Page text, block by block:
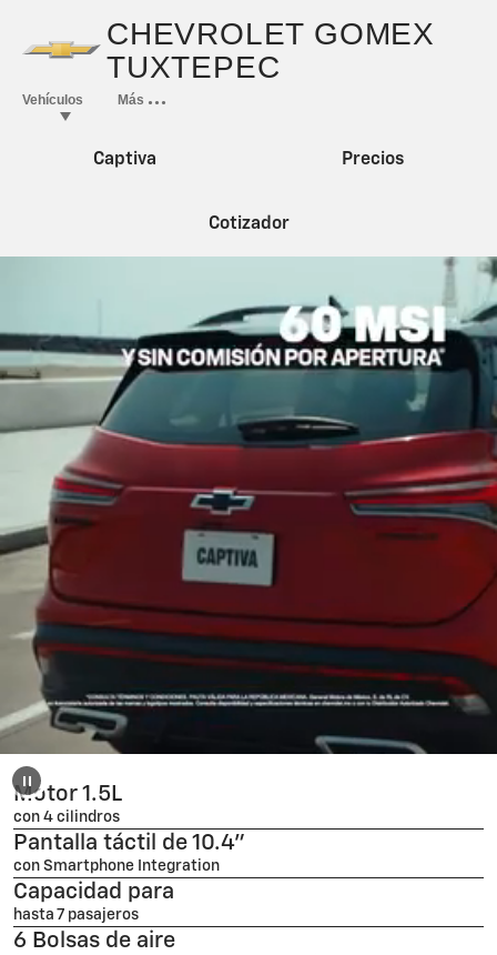
Captiva Precios
Cotizador
Motor 1.5L
con 4 cilindros
Pantalla táctil de 10.4"
con Smartphone Integration
Capacidad para
hasta 7 pasajeros
6 Bolsas de aire